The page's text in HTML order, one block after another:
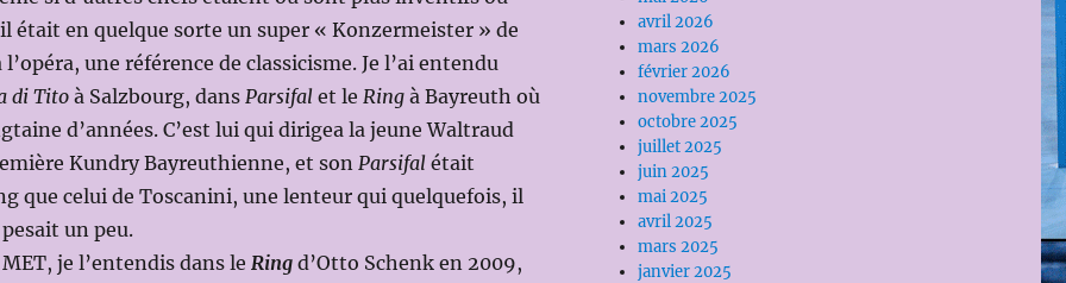
était en quelque sorte un super « Konzermeister » de
une référence de classicisme. Je l’ai entendu
di Titoà Salzbourg, dans Parsifalet le Ringà Bayreuth où
d’années. C’est lui qui dirigea la jeune Waltraud
Kundry Bayreuthienne, et sonParsifalétait
que celui de Toscanini, une lenteur qui quelquefois, il
un peu.
je l’entendis dans le Ringd’Otto Schenk en 2009,
avril 2026
mars 2026
février 2026
novembre 2025
octobre 2025
juillet 2025
juin 2025
mai 2025
avril 2025
mars 2025
janvier 2025